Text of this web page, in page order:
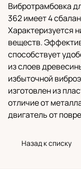
Вибротрамбовка
362 имеет 4
Характеризуется
веществ.
способствует
из слоев
избыточной
изготовлен из
отличие от
двигатель от
Назад к списку